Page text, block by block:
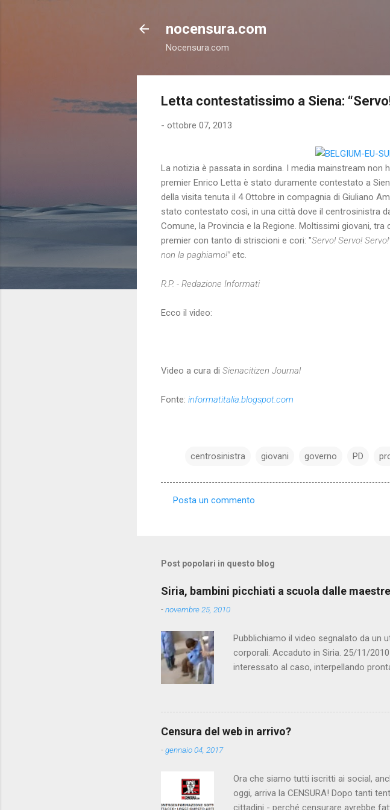
nocensura.com
Nocensura.com
Letta contestatissimo a Siena:
- ottobre 07, 2013
La notizia è passata in sordina. I media mainstream
premier Enrico Letta è stato duramente contestato a
della visita tenuta il 4 Ottobre in compagnia di Giuliano
stato contestato così, in una città dove il centrosinistra
Comune, la Provincia e la Regione. Moltissimi giovani,
premier con tanto di striscioni e cori: "Servo! Servo!
non la paghiamo!"etc.
R.P. - Redazione Informati
Ecco il video:
Video a cura di Sienacitizen Journal
Fonte: informatitalia.blogspot.com
centrosinistra giovani governo PD
m
n
t
i
Posta un commento
Post popolari in questo blog
Siria, bambini picchiati a scuola dalle
-novembre 25, 2010
Pubblichiamo il video segnalato da un
corporali. Accaduto in Siria. 25/11/
interessato al caso, interpellando
state punite e allontanate dalla
Censura del web in arrivo?
-gennaio 04, 2017
Ora che siamo tutti iscritti ai social,
oggi, arriva la CENSURA! Dopo tanti
cittadini - perché censurare avrebbe